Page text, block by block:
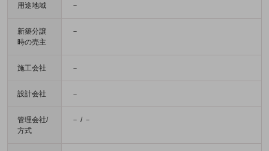
用途地域 －
新築分譲
時の売主
－
施工会社 －
設計会社 －
管理会社/
方式
－ / －